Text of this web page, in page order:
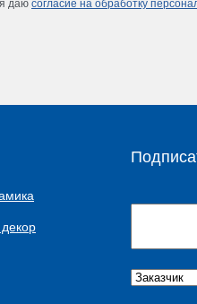
даю согласие на обработку